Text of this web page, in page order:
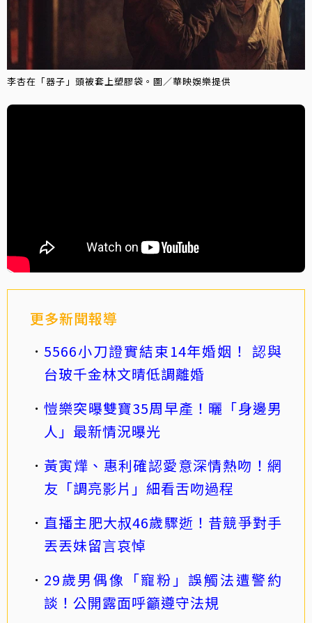
李杏在「器子」頭被套上塑膠袋。圖／華映娛樂提供
更多新聞報導
5566小刀證實結束14年婚姻！ 認與
台玻千金林文晴低調離婚
愷樂突曝雙寶35周早產！曬「身邊男
人」最新情況曝光
黃寅燁、惠利確認愛意深情熱吻！網
友「調亮影片」細看舌吻過程
直播主肥大叔46歲驟逝！昔競爭對手
丟丟妹留言哀悼
29歲男偶像「寵粉」誤觸法遭警約
談！公開露面呼籲遵守法規